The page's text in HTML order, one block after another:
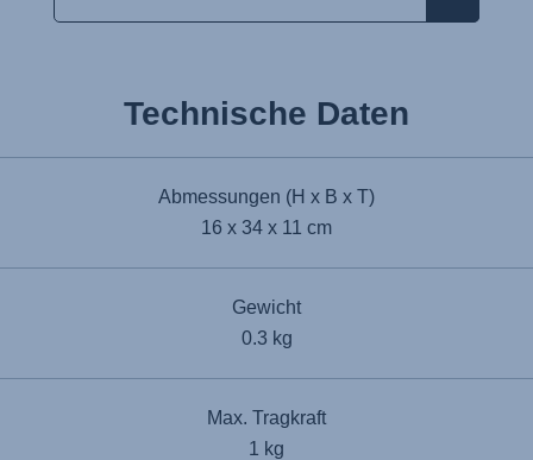
Technische Daten
Abmessungen (H x B x T)
16 x 34 x 11 cm
Gewicht
0.3 kg
Max. Tragkraft
1 kg